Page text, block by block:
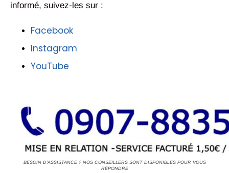
informé, suivez-les sur :
Facebook
Instagram
YouTube
BESOIN D'ASSISTANCE ? NOS CONSEILLERS SONT DISPONIBLES POUR VOUS
RÉPONDRE